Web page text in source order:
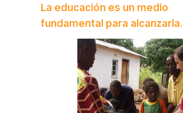
La educación es un medio
fundamental para alcanzarla.